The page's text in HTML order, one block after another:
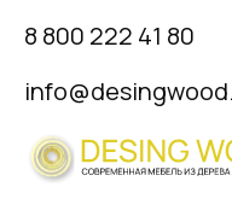
8 800 222 41 80